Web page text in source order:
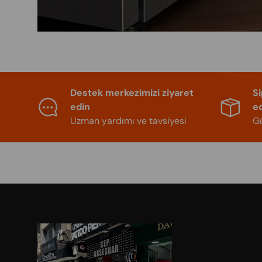
Destek merkezimizi ziyaret
edin
Uzman yardımı ve tavsiyesi